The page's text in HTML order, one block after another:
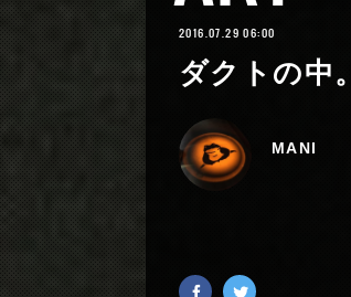
2016.07.29 06:00
ダクトの中
MANI